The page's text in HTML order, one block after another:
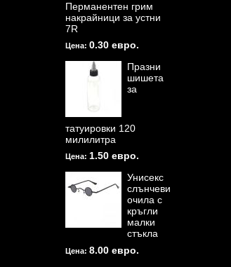
Перманентен грим
накрайници за устни
7R
Цена: 0.30 евро.
Празни
шишета
за
татуировки 120
милилитра
Цена: 1.50 евро.
Унисекс
слънчеви
очила с
кръгли
малки
стъкла
Цена: 8.00 евро.